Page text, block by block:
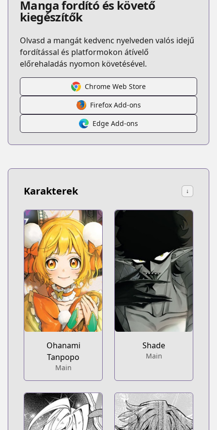
Manga fordító és követő
kiegészítők
Olvasd a mangát kedvenc nyelveden valós idejű
fordítással és platformokon átívelő
előrehaladás nyomon követésével.
Chrome Web Store
Firefox Add-ons
Edge Add-ons
Karakterek ↓
Ohanami
Tanpopo
Main
Shade
Main